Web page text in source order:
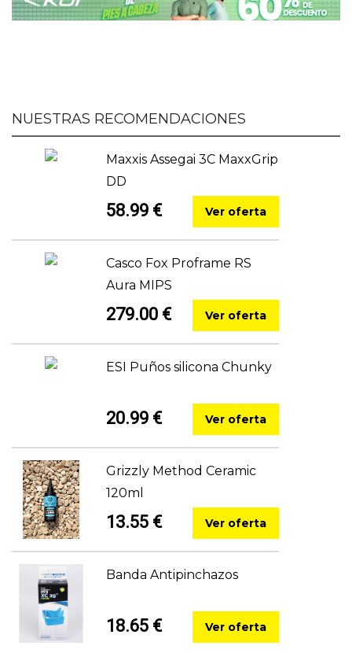
NUESTRAS RECOMENDACIONES
Maxxis Assegai 3C MaxxGrip
DD
58.99 € Ver oferta
Casco Fox Proframe RS
Aura MIPS
279.00 € Ver oferta
ESI Puños silicona Chunky
20.99 € Ver oferta
Grizzly Method Ceramic
120ml
13.55 € Ver oferta
Banda Antipinchazos
18.65 € Ver oferta